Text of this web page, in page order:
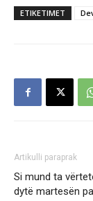
ETIKETIMET
Artikulli paraprak
Si mund ta
dytë martesën